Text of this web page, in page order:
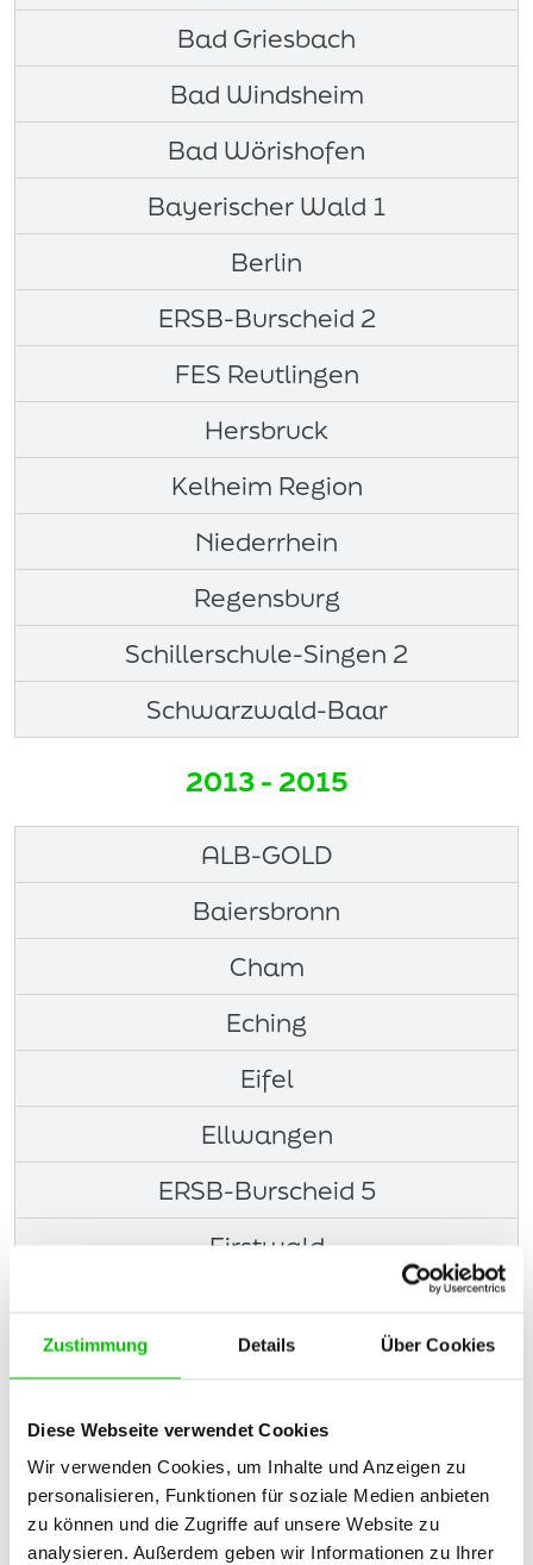
Zustimmung Details Über Cookies
Diese Webseite verwendet Cookies
Wir verwenden Cookies, um Inhalte und Anzeigen zu
personalisieren, Funktionen für soziale Medien anbieten
zu können und die Zugriffe auf unsere Website zu
analysieren. Außerdem geben wir Informationen zu Ihrer
Bad Griesbach
Bad Windsheim
Bad Wörishofen
Bayerischer Wald 1
Berlin
ERSB-Burscheid 2
FES Reutlingen
Hersbruck
Kelheim Region
Niederrhein
Regensburg
Schillerschule-Singen 2
Schwarzwald-Baar
2013 - 2015
ALB-GOLD
Baiersbronn
Cham
Eching
Eifel
Ellwangen
ERSB-Burscheid 5
Firstwald
Heidenheim
Niederbayern
Schillerschule-Singen 3